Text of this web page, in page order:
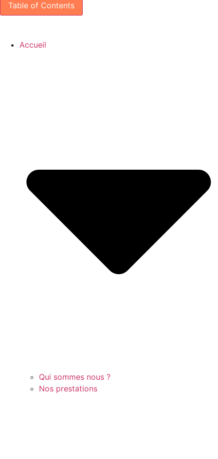
Table of Contents
Accueil
Qui sommes nous ?
Nos prestations